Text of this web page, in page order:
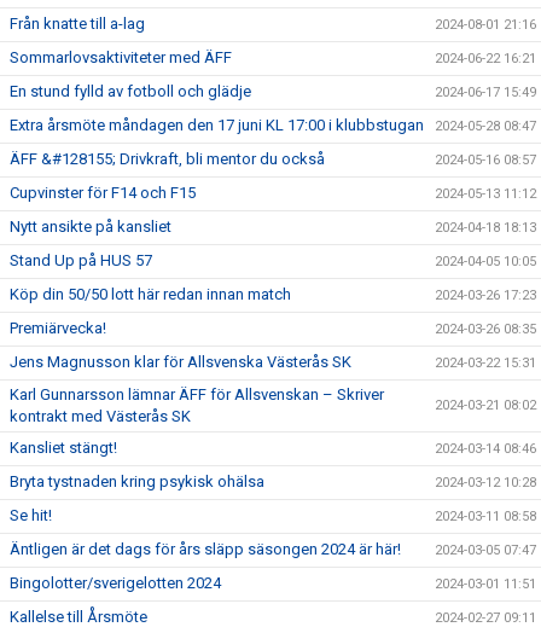
Från knatte till a-lag 2024-08-01 21:16
Sommarlovsaktiviteter med ÄFF 2024-06-22 16:21
En stund fylld av fotboll och glädje 2024-06-17 15:49
Extra årsmöte måndagen den 17 juni KL 17:00 i klubbstugan 2024-05-28 08:47
ÄFF &#128155; Drivkraft, bli mentor du också 2024-05-16 08:57
Cupvinster för F14 och F15 2024-05-13 11:12
Nytt ansikte på kansliet 2024-04-18 18:13
Stand Up på HUS 57 2024-04-05 10:05
Köp din 50/50 lott här redan innan match 2024-03-26 17:23
Premiärvecka! 2024-03-26 08:35
Jens Magnusson klar för Allsvenska Västerås SK 2024-03-22 15:31
Karl Gunnarsson lämnar ÄFF för Allsvenskan – Skriver
kontrakt med Västerås SK
2024-03-21 08:02
Kansliet stängt! 2024-03-14 08:46
Bryta tystnaden kring psykisk ohälsa 2024-03-12 10:28
Se hit! 2024-03-11 08:58
Äntligen är det dags för års släpp säsongen 2024 är här! 2024-03-05 07:47
Bingolotter/sverigelotten 2024 2024-03-01 11:51
Kallelse till Årsmöte 2024-02-27 09:11